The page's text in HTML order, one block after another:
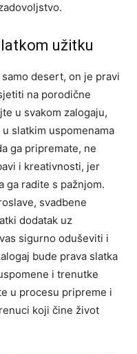
užitku
desert, on je pravi
na porodične
u svakom zalogaju,
slatkim uspomenama
ga pripremate, ne
i kreativnosti, jer
ga radite s pažnjom.
svadbene
dodatak uz
sigurno oduševiti i
bude prava slatka
i trenutke
u procesu pripreme i
koji čine život